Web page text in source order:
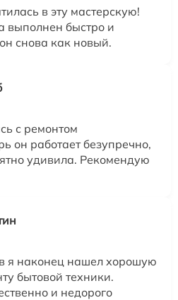
в эту мастерскую!
выполнен быстро и
снова как новый.
с ремонтом
он работает безупречно,
удивила. Рекомендую
я наконец нашел хорошую
бытовой техники.
и недорого